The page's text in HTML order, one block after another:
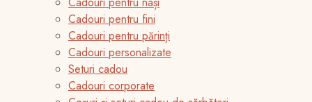
Cadouri pentru fini
Cadouri pentru părinți
Cadouri personalizate
Seturi cadou
Cadouri corporate